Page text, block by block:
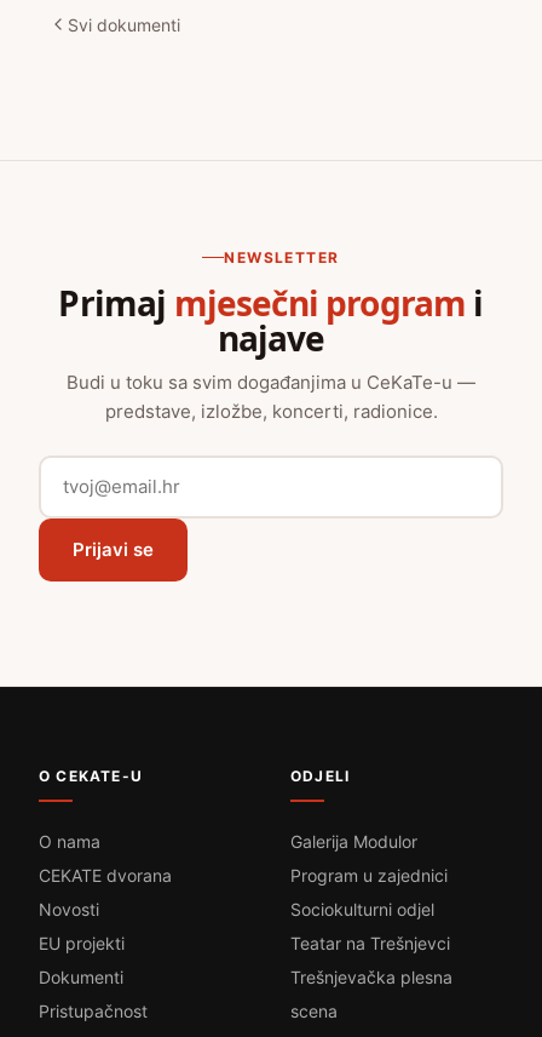
Svi dokumenti
NEWSLETTER
Primaj mjesečni program i
najave
Budi u toku sa svim događanjima u CeKaTe-u —
predstave, izložbe, koncerti, radionice.
Prijavi se
O CEKATE-U
O nama
CEKATE dvorana
Novosti
EU projekti
Dokumenti
Pristupačnost
ODJELI
Galerija Modulor
Program u zajednici
Sociokulturni odjel
Teatar na Trešnjevci
Trešnjevačka plesna
scena